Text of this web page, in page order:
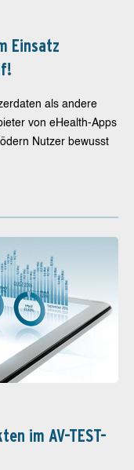
Einsatz
als andere
von eHealth-Apps
Nutzer bewusst
im AV-TEST-